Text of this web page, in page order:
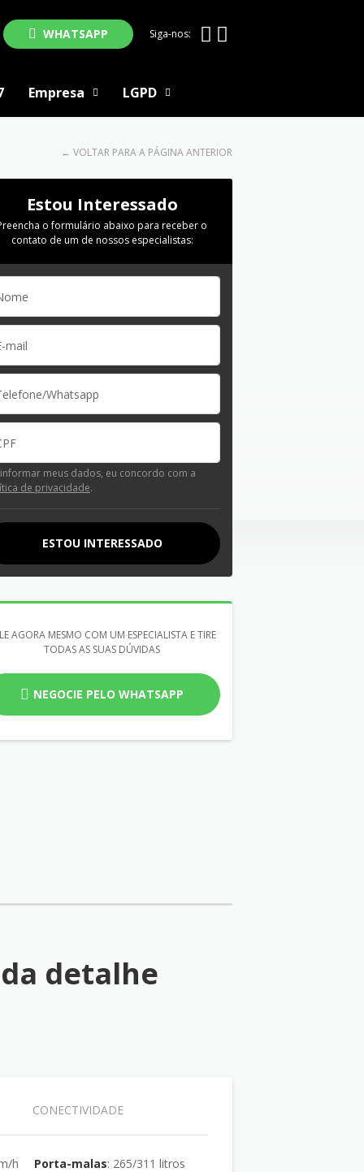
WHATSAPP Siga-nos:
Empresa LGPD
← VOLTAR PARA A PÁGINA ANTERIOR
Estou Interessado
o formulário abaixo para receber o
contato de um de nossos especialistas:
meus dados, eu concordo com a
de privacidade.
ESTOU INTERESSADO
AGORA MESMO COM UM ESPECIALISTA E TIRE
TODAS AS SUAS DÚVIDAS
NEGOCIE PELO WHATSAPP
detalhe
CONECTIVIDADE
h Porta-malas : 265/311 litros